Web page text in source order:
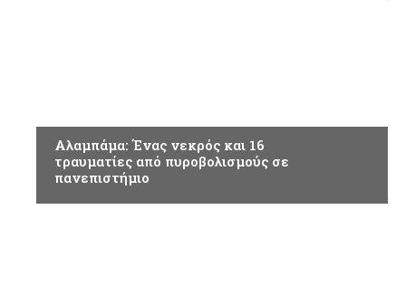
Αλαμπάμα: Ένας νεκρός και 16
τραυματίες από πυροβολισμούς σε
πανεπιστήμιο